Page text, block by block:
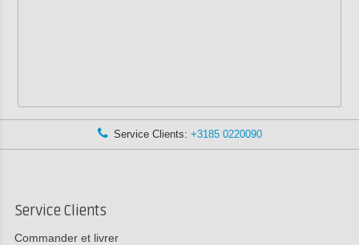
Service Clients: +3185 0220090
Service Clients
Commander et livrer